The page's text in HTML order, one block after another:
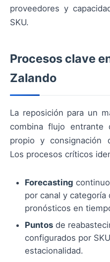
proveedores y
SKU.
Procesos clave
Zalando
La reposición para un
combina flujo entrante
propio y consignación
Los procesos críticos
Forecasting
por canal y categoría
pronósticos en
Puntos de
configurados por
estacionalidad.